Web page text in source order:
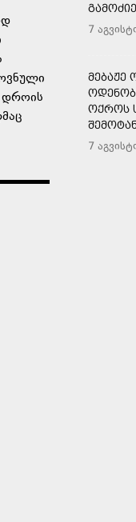
დროის
7
ᲛᲔᲑᲐᲟᲔ
ᲝᲥᲠᲝᲡ
7